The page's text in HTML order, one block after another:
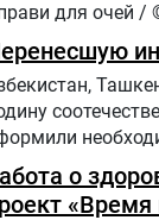
для очей /
о
«Время